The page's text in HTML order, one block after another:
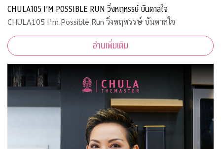
CHULA105 I’M POSSIBLE RUN วิ่งหฤหรรษ์ บันดาลใจ
CHULA105 I’m Possible Run วิ่งหฤหรรษ์ บันดาลใจ
อ่านเพิ่มเติม